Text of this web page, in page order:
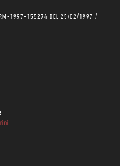
1997-155274 DEL 25/02/1997 /